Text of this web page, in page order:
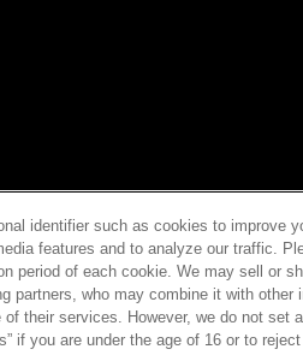
identifier such as cookies to improve
features and to analyze our traffic.
period of each cookie. We may sell or
partners, who may combine it with
their services. However, we do not set
if you are under the age of 16 or to